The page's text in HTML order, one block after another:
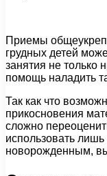
Приемы
грудных детей
занятия не только
помощь наладить
Так как что
прикосновения
сложно
использовать
новорожденным,